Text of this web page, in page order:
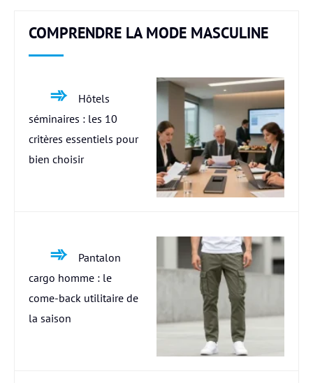
COMPRENDRE LA MODE MASCULINE
Hôtels
séminaires : les 10
critères essentiels pour
bien choisir
Pantalon
cargo homme : le
come-back utilitaire de
la saison